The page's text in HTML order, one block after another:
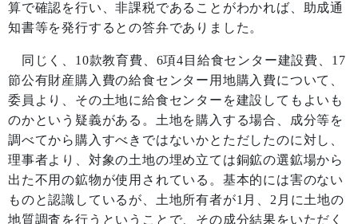
算で確認を行い、非課税であることがわかれば、助成通
知書等を発行するとの答弁でありました。
同じく、 10款教育費、 6項4 目給食センター建設費、 17
節公有財産購入費の給食センター用地購入費について、
委員より、その土地に給食センターを建設してもよいも
のかという疑義がある。土地を購入する場合、成分等を
調べてから購入すべきではないかとただしたのに対し、
理事者より、対象の土地の埋め立ては銅鉱の選鉱場から
出た不用の鉱物が使用されている。基本的には害のない
ものと認識しているが、土地所有者が1 月、 2 月に土地の
地質調査を行うということで、その成分結果をいただく